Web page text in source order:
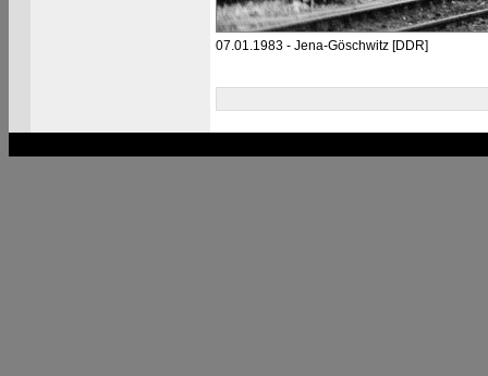
07.01.1983 - Jena-Göschwitz [DDR]